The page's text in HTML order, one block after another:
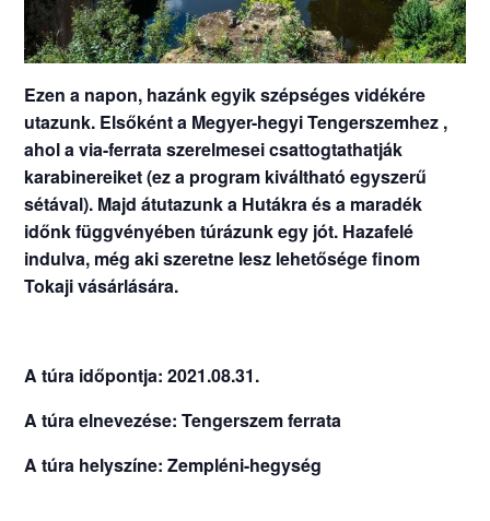
Ezen a napon, hazánk egyik szépséges vidékére
utazunk. Elsőként a Megyer-hegyi Tengerszemhez ,
ahol a via-ferrata szerelmesei csattogtathatják
karabinereiket (ez a program kiváltható egyszerű
sétával). Majd átutazunk a Hutákra és a maradék
időnk függvényében túrázunk egy jót. Hazafelé
indulva, még aki szeretne lesz lehetősége finom
Tokaji vásárlására.
A túra időpontja: 2021.08.31.
A túra elnevezése: Tengerszem ferrata
A túra helyszíne: Zempléni-hegység